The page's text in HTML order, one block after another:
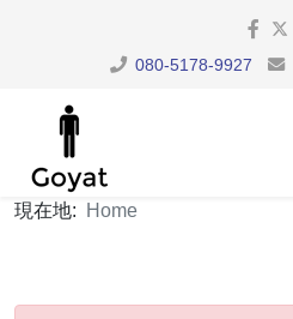
080-5178-9927
現在地: Home